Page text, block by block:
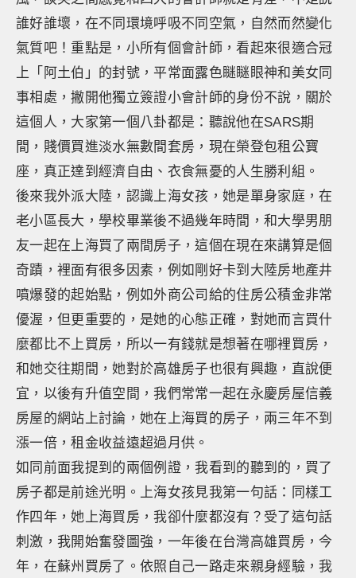
誰好誰壞，在不同環境呼吸不同空氣，自然而然變化
氣質吧！重點是，小所有個會計師，看起來很適合冠
上「阿土伯」的封號，平常面露色瞇瞇眼神和美女同
事相處，撇開他獨立簽證小會計師的身份不說，關於
這個人，大家第一個八卦都是：聽說他在SARS期
間，賤價買進淡水無數間套房，現在榮登包租公寶
座，真正達到經濟自由、衣食無憂的人生勝利組。
後來我外派大陸，認識上海女孩，她是單身家庭，在
老小區長大，學校畢業後不過幾年時間，和大學男朋
友一起在上海買了兩間房子，這個在現在來講算是個
奇蹟，裡面有很多因素，例如剛好卡到大陸房地產井
噴爆發的起始點，例如外商公司給的住房公積金非常
優渥，但更重要的，是她的心態正確，對她而言買什
麼都比不上買房，所以一有錢就是想著在哪裡買房，
和她交往期間，她對於高雄房子也很有興趣，直說便
宜，以後有升值空間，我們常常一起在永慶房屋信義
房屋的網站上討論，她在上海買的房子，兩三年不到
漲一倍，租金收益遠超過月供。
如同前面我提到的兩個例證，我看到的聽到的，買了
房子都是前途光明。上海女孩見我第一句話：同樣工
作四年，她上海買房，我卻什麼都沒有？受了這句話
刺激，我開始奮發圖強，一年後在台灣高雄買房，今
年，在蘇州買房了。依照自己一路走來親身經驗，我